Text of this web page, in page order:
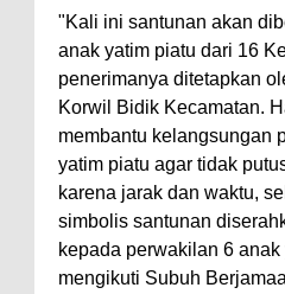
"Kali ini santunan akan
anak yatim piatu dari 16
penerimanya ditetapkan
Korwil Bidik Kecamatan.
membantu kelangsungan
yatim piatu agar tidak
karena jarak dan waktu,
simbolis santunan
kepada perwakilan 6
mengikuti Subuh